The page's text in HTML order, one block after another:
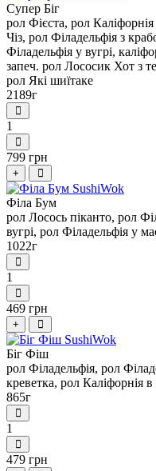
Супер Біг
рол Фієста, рол
Чіз, рол Філадельфія з
Філадельфія у вугрі,
запеч. рол Лососик Хот з
рол Які шиїтаке
2189г
1
799 грн
+
Філа Бум
рол Лосось піканто, рол
вугрі, рол Філадельфія у
1022г
1
469 грн
+
Біг Фіш
рол Філадельфія, рол
креветка, рол Каліфорнія в
865г
1
479 грн